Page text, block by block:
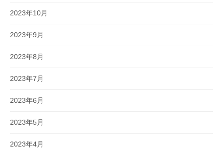
2023年10月
2023年9月
2023年8月
2023年7月
2023年6月
2023年5月
2023年4月